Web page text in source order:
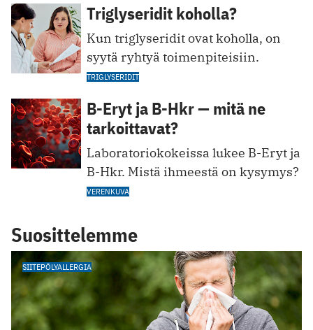
Triglyseridit koholla?
Kun triglyseridit ovat koholla, on
syytä ryhtyä toimenpiteisiin.
TRIGLYSERIDIT
B-Eryt ja B-Hkr — mitä ne
tarkoittavat?
Laboratoriokokeissa lukee B-Eryt ja
B-Hkr. Mistä ihmeestä on kysymys?
VERENKUVA
Suosittelemme
SIITEPÖLYALLERGIA